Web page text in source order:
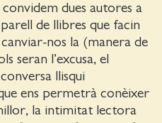
dues autores a
de llibres que facin
nos la (manera de
seran l’excusa, el
llisqui
ens permetrà conèixer
la intimitat lectora